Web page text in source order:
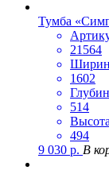
Тумба
21564
1602
514
494
9 030 р. В